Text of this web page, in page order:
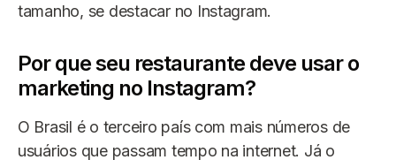
tamanho, se destacar no Instagram.
Por que seu restaurante deve usar o
marketing no Instagram?
O Brasil é o terceiro país com mais números de
usuários que passam tempo na internet. Já o